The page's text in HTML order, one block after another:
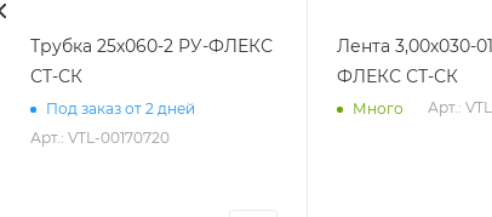
Трубка 25х060-2 РУ-ФЛЕКС
СТ-СК
Под заказ от 2 дней
Арт.: VTL-00170720
Лента 3,00х030-
ФЛЕКС СТ-СК
Много Арт.: